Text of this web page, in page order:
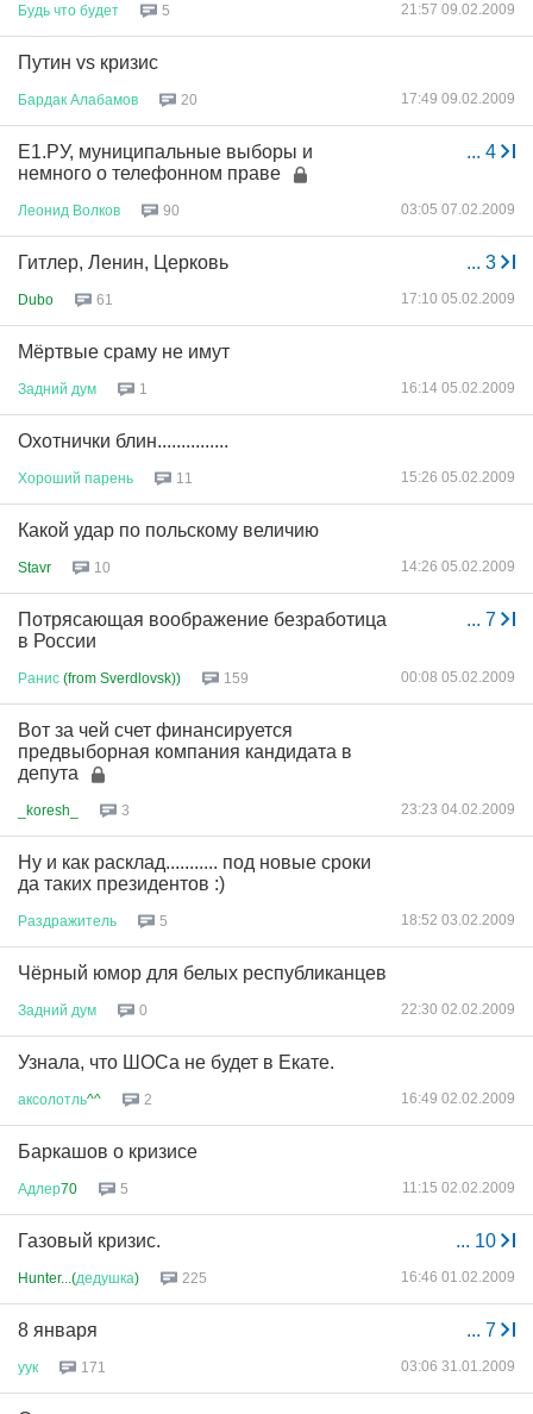
Будь что будет 5 21:57 09.02.2009
Путин vs кризис
Бардак Алабамов 20 17:49 09.02.2009
... 4
Е1.РУ, муниципальные выборы и
немного о телефонном праве
Леонид Волков 90 03:05 07.02.2009
... 3
Гитлер, Ленин, Церковь
Dubo 61 17:10 05.02.2009
Мёртвые сраму не имут
Задний дум 1 16:14 05.02.2009
Охотнички блин...............
Хороший парень 11 15:26 05.02.2009
Какой удар по польскому величию
Stavr 10 14:26 05.02.2009
... 7
Потрясающая воображение безработица
в России
Ранис (from Sverdlovsk)) 159 00:08 05.02.2009
Вот за чей счет финансируется
предвыборная компания кандидата в
депута
_koresh_ 3 23:23 04.02.2009
Ну и как расклад........... под новые сроки
да таких президентов :)
Раздражитель 5 18:52 03.02.2009
Чёрный юмор для белых республиканцев
Задний дум 0 22:30 02.02.2009
Узнала, что ШОСа не будет в Екате.
аксолотль^^ 2 16:49 02.02.2009
Баркашов о кризисе
Адлер70 5 11:15 02.02.2009
... 10
Газовый кризис.
Hunter...(дедушка) 225 16:46 01.02.2009
... 7
8 января
уук 171 03:06 31.01.2009